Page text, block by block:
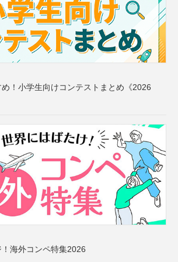
！小学生向けコンテストまとめ《2026
海外コンペ特集2026